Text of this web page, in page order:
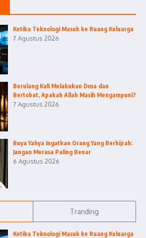
Ketika Teknologi Masuk ke Ruang Keluarga
7 Agustus 2026
Berulang Kali Melakukan Dosa dan
Bertobat, Apakah Allah Masih Mengampuni?
7 Agustus 2026
Buya Yahya Ingatkan Orang Yang Berhijrah:
Jangan Merasa Paling Benar
6 Agustus 2026
Tranding
Ketika Teknologi Masuk ke Ruang Keluarga